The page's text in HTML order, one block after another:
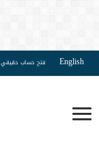
English فتح حساب حقيقي